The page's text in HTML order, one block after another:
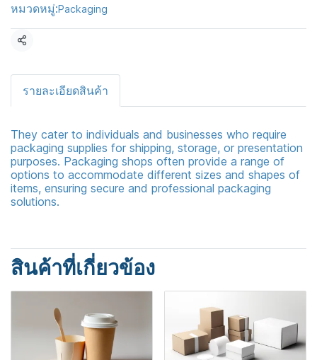
หมวดหมู่:Packaging
แชร์
รายละเอียดสินค้า
They cater to individuals and businesses who require
packaging supplies for shipping, storage, or presentation
purposes. Packaging shops often provide a range of
options to accommodate different sizes and shapes of
items, ensuring secure and professional packaging
solutions.
สินค้าที่เกี่ยวข้อง